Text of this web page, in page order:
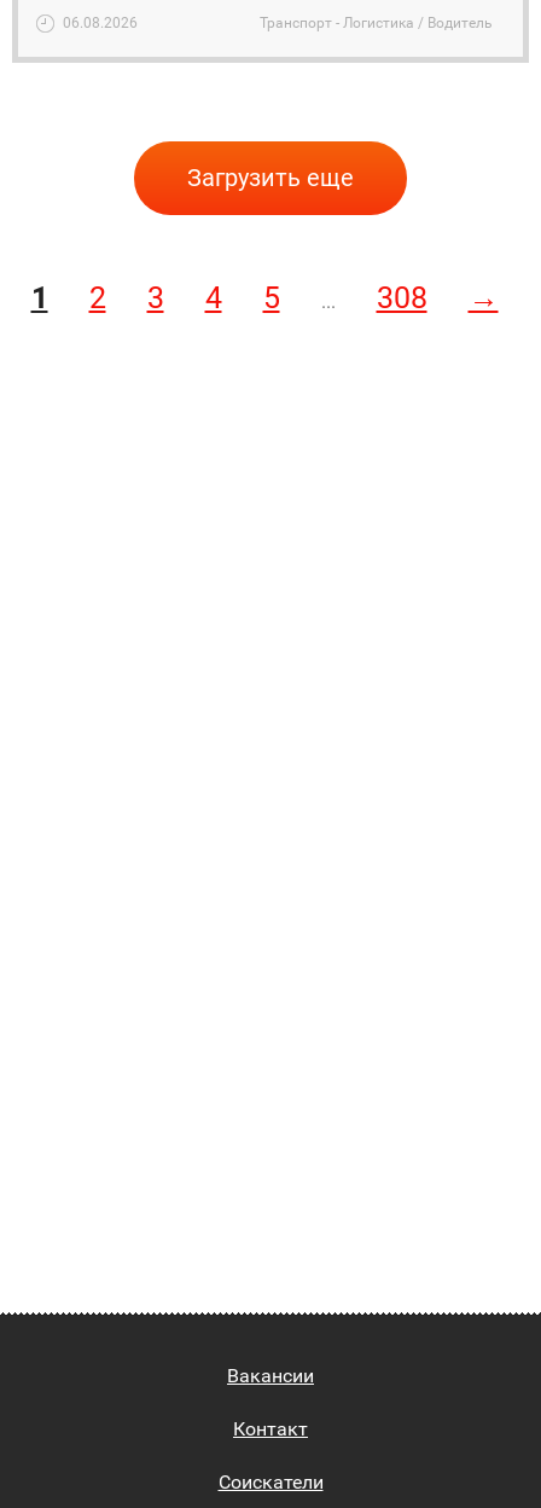
06.08.2026 Транспорт - Логистика / Водитель
Загрузить еще
1 2 3 4 5 ... 308 →
Вакансии
Контакт
Соискатели